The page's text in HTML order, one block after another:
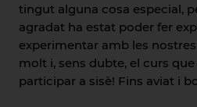
tingut alguna cosa especial,
agradat ha estat poder fer
experimentar amb les
molt i, sens dubte, el curs
participar a sisè! Fins aviat i